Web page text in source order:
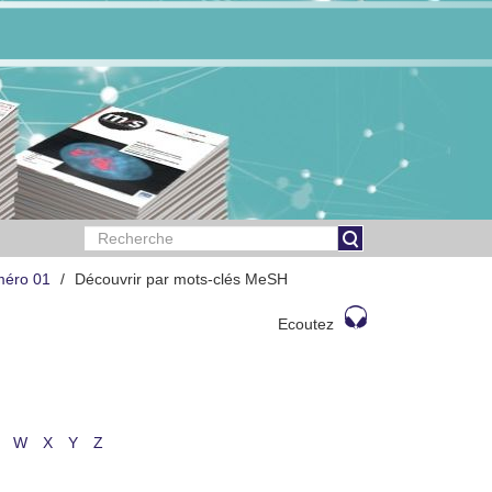
01 Découvrir par mots-clés MeSH
Ecoutez
W X Y Z